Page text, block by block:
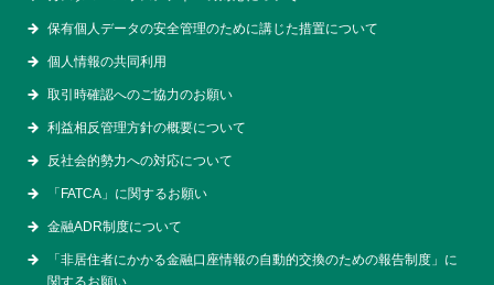
保有個人データの安全管理のために講じた措置について
個人情報の共同利用
取引時確認へのご協力のお願い
利益相反管理方針の概要について
反社会的勢力への対応について
「FATCA」に関するお願い
金融ADR制度について
「非居住者にかかる金融口座情報の自動的交換のための報告制度」に
関するお願い